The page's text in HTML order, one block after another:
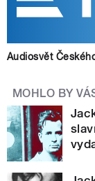
Audiosvět
MOHLO BY